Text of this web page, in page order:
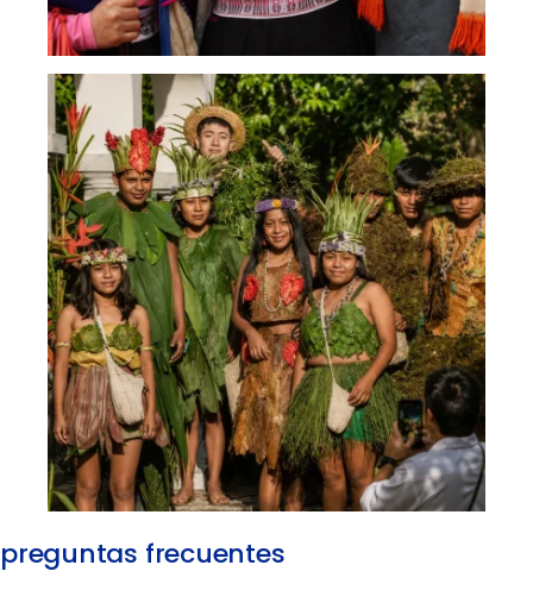
preguntas frecuentes